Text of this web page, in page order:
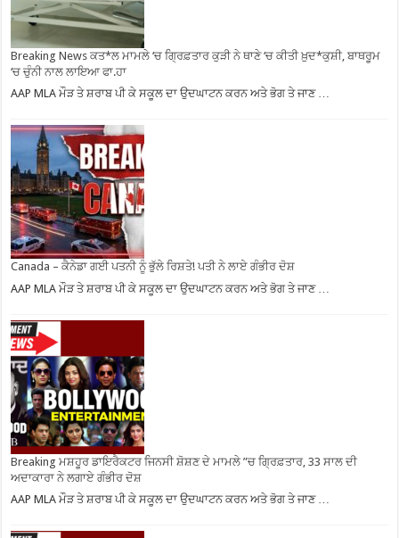
Breaking News ਕਤ*ਲ ਮਾਮਲੇ ‘ਚ ਗ੍ਰਿਫ਼ਤਾਰ ਕੁੜੀ ਨੇ ਥਾਣੇ ‘ਚ ਕੀਤੀ ਖ਼ੁਦ*ਕੁਸ਼ੀ, ਬਾਥਰੂਮ
‘ਚ ਚੁੰਨੀ ਨਾਲ ਲਾਇਆ ਫਾ.ਹਾ
AAP MLA ਮੌੜ ਤੇ ਸ਼ਰਾਬ ਪੀ ਕੇ ਸਕੂਲ ਦਾ ਉਦਘਾਟਨ ਕਰਨ ਅਤੇ ਭੋਗ ਤੇ ਜਾਣ …
Canada – ਕੈਨੇਡਾ ਗਈ ਪਤਨੀ ਨੂੰ ਭੁੱਲੇ ਰਿਸ਼ਤੇ! ਪਤੀ ਨੇ ਲਾਏ ਗੰਭੀਰ ਦੋਸ਼
AAP MLA ਮੌੜ ਤੇ ਸ਼ਰਾਬ ਪੀ ਕੇ ਸਕੂਲ ਦਾ ਉਦਘਾਟਨ ਕਰਨ ਅਤੇ ਭੋਗ ਤੇ ਜਾਣ …
Breaking ਮਸ਼ਹੂਰ ਡਾਇਰੈਕਟਰ ਜਿਨਸੀ ਸ਼ੋਸ਼ਣ ਦੇ ਮਾਮਲੇ ”ਚ ਗ੍ਰਿਫ਼ਤਾਰ, 33 ਸਾਲ ਦੀ
ਅਦਾਕਾਰਾ ਨੇ ਲਗਾਏ ਗੰਭੀਰ ਦੋਸ਼
AAP MLA ਮੌੜ ਤੇ ਸ਼ਰਾਬ ਪੀ ਕੇ ਸਕੂਲ ਦਾ ਉਦਘਾਟਨ ਕਰਨ ਅਤੇ ਭੋਗ ਤੇ ਜਾਣ …